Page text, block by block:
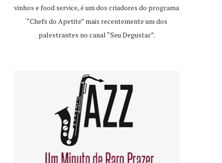
vinhos e food service, é um dos criadores do programa
“Chefs do Apetite” mais recentemente um dos
palestrantes no canal “Seu Degustar”.